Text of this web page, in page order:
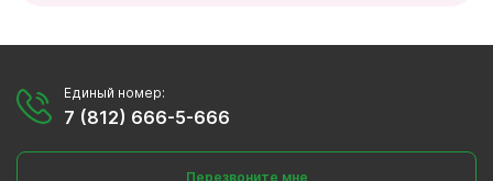
Единый номер:
7 (812) 666-5-666
Перезвоните мне